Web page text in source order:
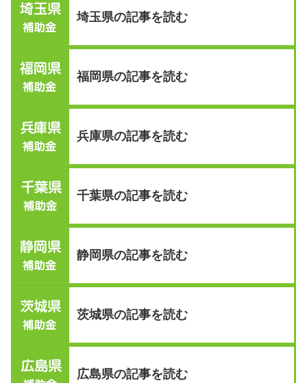
埼玉県の記事を読む
福岡県の記事を読む
兵庫県の記事を読む
千葉県の記事を読む
静岡県の記事を読む
茨城県の記事を読む
広島県の記事を読む